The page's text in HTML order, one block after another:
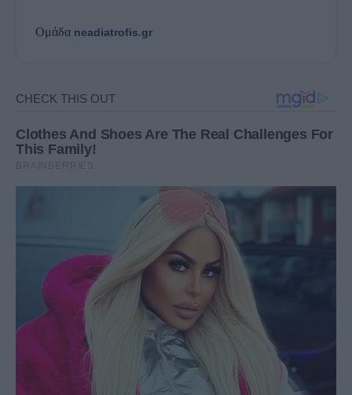
Ομάδα neadiatrofis.gr